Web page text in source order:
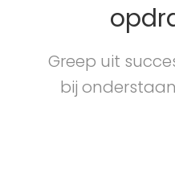
Greep uit
bij